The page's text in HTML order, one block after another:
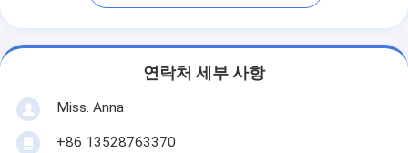
연락처 세부 사항
Miss. Anna
+86 13528763370